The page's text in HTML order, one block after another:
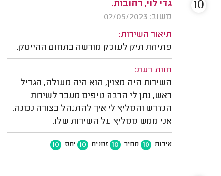
גדי לוי, רחובות.
משוב: 02/05/2023
תיאור השירות:
פתיחת תיק לעוסק מורשה בתחום ההייטק.
חוות דעת:
השירות היה מצוין, הוא היה מעולה, הגדיל
ראש, נתן לי הרבה טיפים מעבר לשירות
הנדרש והמליץ לי איך להתנהל בצורה נכונה.
אני ממש ממליץ על השירות שלו.
איכות 10 מחיר 10 זמנים 10 יחס 10
10